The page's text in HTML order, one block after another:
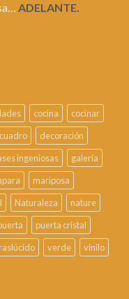
ADELANTE.
cocina
cocinar
cuadro
decoración
ingeniosas
galería
mariposa
Naturaleza
nature
puerta cristal
verde
vinilo